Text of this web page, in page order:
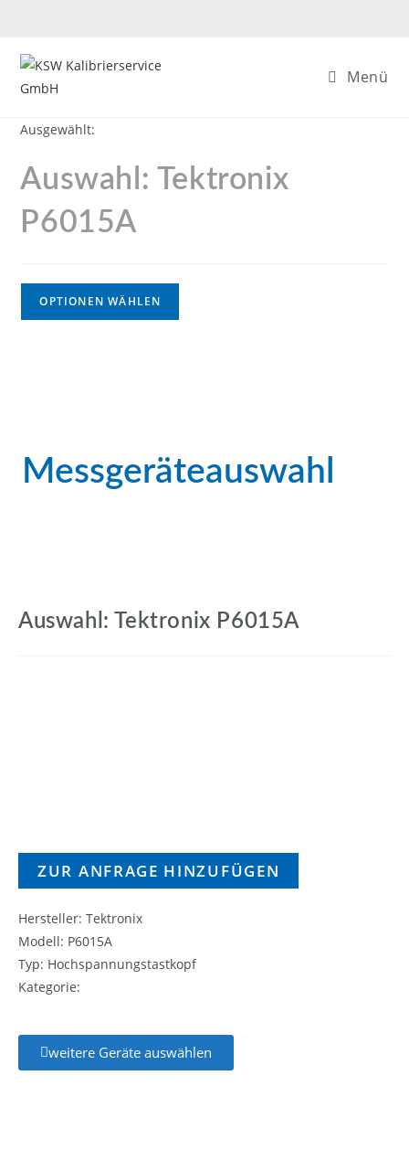
Menü
Ausgewählt:
Auswahl: Tektronix
P6015A
OPTIONEN WÄHLEN
Messgeräteauswahl
Auswahl: Tektronix P6015A
ZUR ANFRAGE HINZUFÜGEN
Hersteller: Tektronix
Modell: P6015A
Typ: Hochspannungstastkopf
Kategorie:
weitere Geräte auswählen